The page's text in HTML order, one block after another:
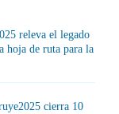
releva el legado
hoja de ruta para la
cierra 10